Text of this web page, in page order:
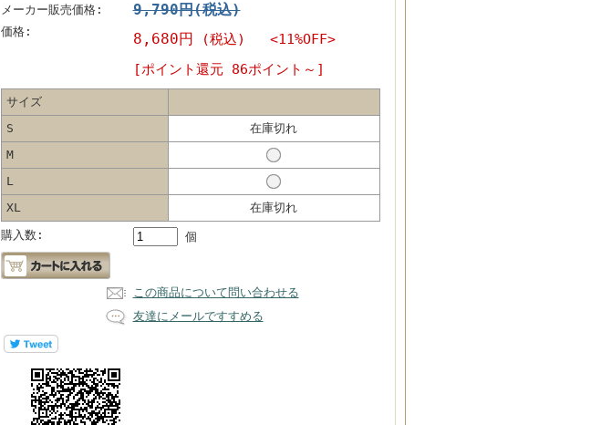
メーカー販売価格:
9,790円(税込)
価格: 8,680円 (税込) <11%OFF>
[ポイント還元 86ポイント～]
サイズ
S
在庫切れ
M
L
XL
在庫切れ
購入数:
個
この商品について問い合わせる
友達にメールですすめる